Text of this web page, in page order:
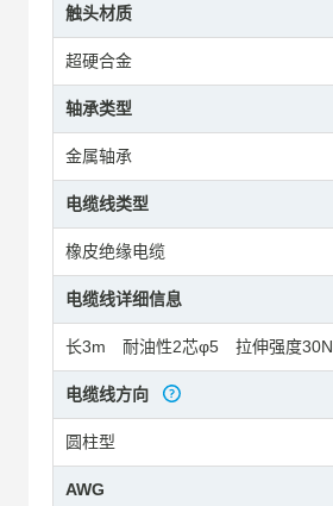
触头材质
超硬合金
轴承类型
金属轴承
电缆线类型
橡皮绝缘电缆
电缆线详细信息
长3m 耐油性2芯φ5 拉伸强度30N
电缆线方向
圆柱型
AWG